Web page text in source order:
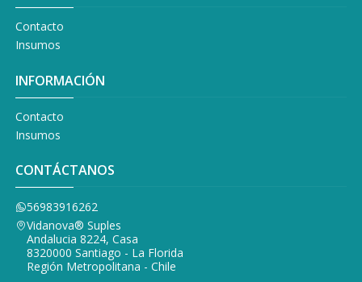
Contacto
Insumos
INFORMACIÓN
Contacto
Insumos
CONTÁCTANOS
56983916262
Vidanova® Suples
Andalucia 8224, Casa
8320000 Santiago - La Florida
Región Metropolitana - Chile